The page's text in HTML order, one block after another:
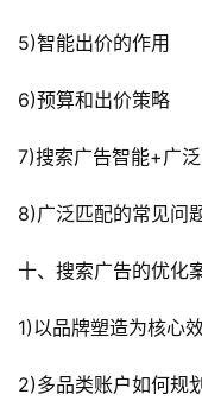
5)智能出价的作用
6)预算和出价策略
7)搜索广告智能+广
8)广泛匹配的常见问
十、搜索广告的优化
1)以品牌塑造为核心
2)多品类账户如何规